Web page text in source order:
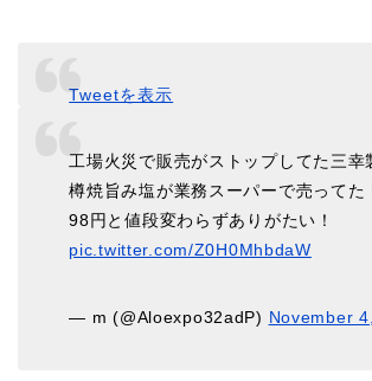
Tweetを表示
工場火災で販売がストップしてた三幸
樽焼旨み塩が業務スーパーで売ってた
98円と値段変わらずありがたい！
pic.twitter.com/Z0H0MhbdaW
— m (@Aloexpo32adP) November